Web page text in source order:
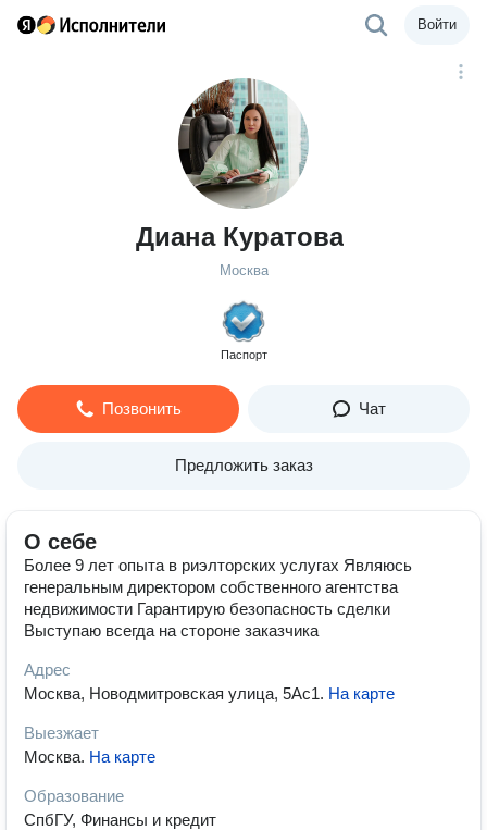
Войти
Диана Куратова
Москва
Паспорт
Позвонить Чат
Предложить заказ
О себе
Более 9 лет опыта в риэлторских услугах Являюсь
генеральным директором собственного агентства
недвижимости Гарантирую безопасность сделки
Выступаю всегда на стороне заказчика
Адрес
Москва, Новодмитровская улица, 5Ас1. На карте
Выезжает
Москва. На карте
Образование
СпбГУ, Финансы и кредит